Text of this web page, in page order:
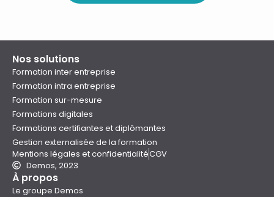
Nos solutions
Formation inter entreprise
Formation intra entreprise
Formation sur-mesure
Formations digitales
Formations certifiantes et diplômantes
Gestion externalisée de la formation
Mentions légales et confidentialitéCGV
Demos, 2023
À propos
Le groupe Demos